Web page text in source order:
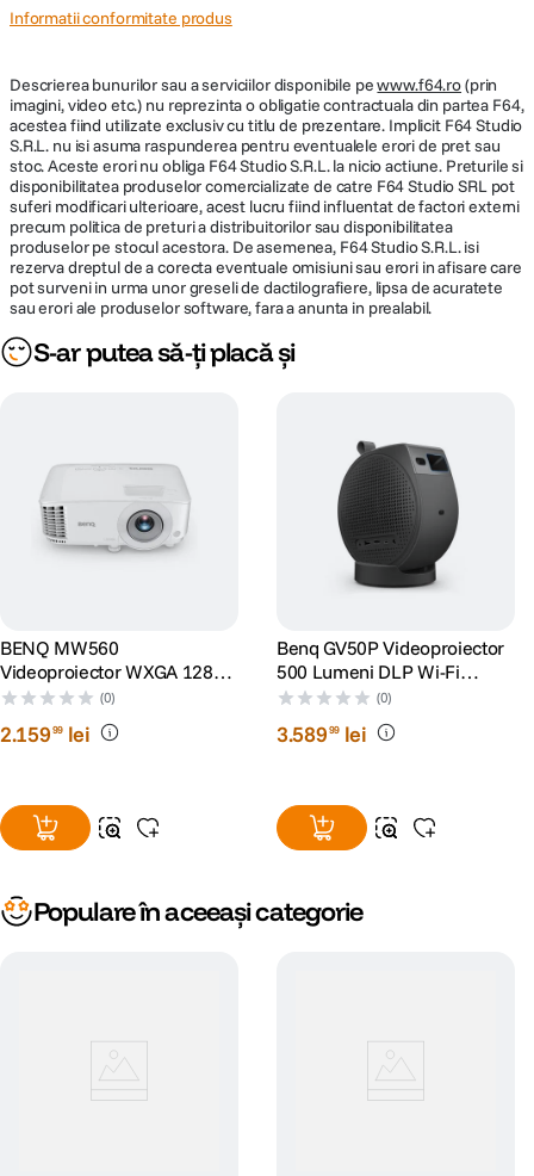
Informatii conformitate produs
Descrierea bunurilor sau a serviciilor disponibile pewww.f64.ro(prin
imagini, video etc.) nu reprezinta o obligatie contractuala din partea F64,
acestea fiind utilizate exclusiv cu titlu de prezentare. Implicit F64 Studio
S.R.L. nu isi asuma raspunderea pentru eventualele erori de pret sau
stoc. Aceste erori nu obliga F64 Studio S.R.L. la nicio actiune. Preturile si
disponibilitatea produselor comercializate de catre F64 Studio SRL pot
suferi modificari ulterioare, acest lucru fiind influentat de factori externi
precum politica de preturi a distribuitorilor sau disponibilitatea
produselor pe stocul acestora. De asemenea, F64 Studio S.R.L. isi
rezerva dreptul de a corecta eventuale omisiuni sau erori in afisare care
pot surveni in urma unor greseli de dactilografiere, lipsa de acuratete
sau erori ale produselor software, fara a anunta in prealabil.
S-ar putea să-ți placă și
BENQ MW560
Videoproiector WXGA 1280 x
800 4000 ANSI lumeni DLP
(0)
2.15999 lei
Benq GV50P Videoproiector
500 Lumeni DLP Wi-Fi
Bluetooth Negru
(0)
3.58999 lei
Populare în aceeași categorie